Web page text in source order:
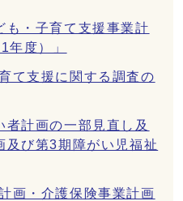
も・子育て支援事業計
年度）」
て支援に関する調査の
計画の一部見直し及
及び第3期障がい児福祉
画・介護保険事業計画